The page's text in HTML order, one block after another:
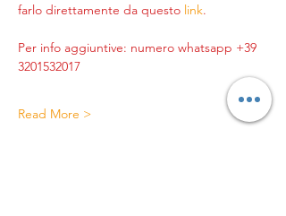
farlo direttamente da questo link.
Per info aggiuntive: numero whatsapp +39
3201532017
Read More >